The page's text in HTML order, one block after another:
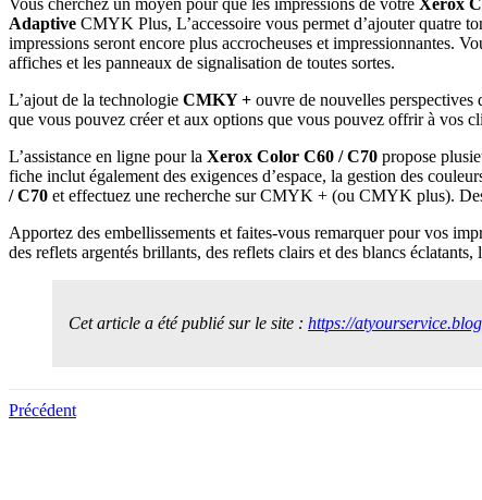
Vous cherchez un moyen pour que les impressions de votre Xerox
Adaptive CMYK Plus, L’accessoire vous permet d’ajouter quatre
impressions seront encore plus accrocheuses et impressionnantes.
affiches et les panneaux de signalisation de toutes sortes.
L’ajout de la technologie CMKY + ouvre de nouvelles perspectives
que vous pouvez créer et aux options que vous pouvez offrir à vos
L’assistance en ligne pour la Xerox Color C60 / C70 propose
fiche inclut également des exigences d’espace, la gestion des
/ C70 et effectuez une recherche sur CMYK + (ou CMYK plus).
Apportez des embellissements et faites-vous remarquer pour vos
des reflets argentés brillants, des reflets clairs et des blancs
Cet article a été publié sur le site : https://
Précédent